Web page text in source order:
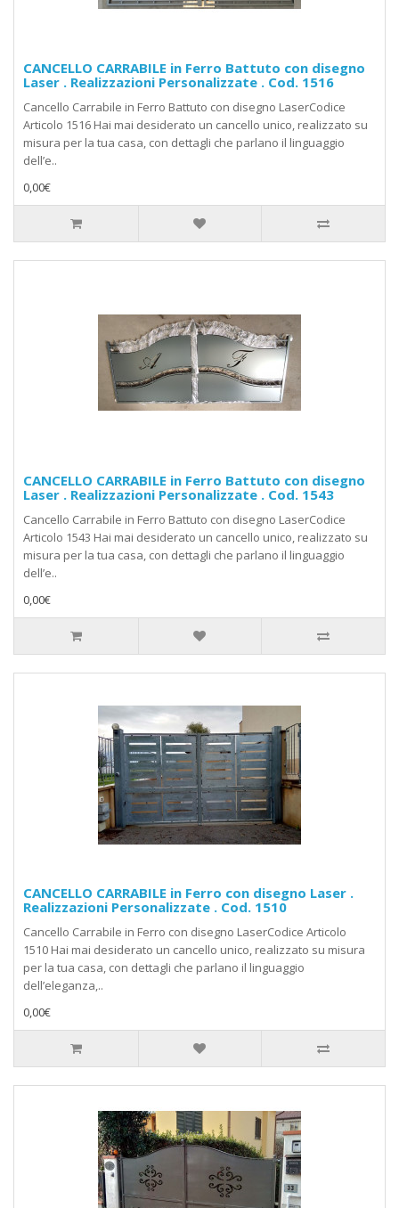
CANCELLO CARRABILE in Ferro Battuto con disegno
Laser . Realizzazioni Personalizzate . Cod. 1516
Cancello Carrabile in Ferro Battuto con disegno LaserCodice
Articolo 1516 Hai mai desiderato un cancello unico, realizzato su
misura per la tua casa, con dettagli che parlano il linguaggio
dell’e..
0,00€
CANCELLO CARRABILE in Ferro Battuto con disegno
Laser . Realizzazioni Personalizzate . Cod. 1543
Cancello Carrabile in Ferro Battuto con disegno LaserCodice
Articolo 1543 Hai mai desiderato un cancello unico, realizzato su
misura per la tua casa, con dettagli che parlano il linguaggio
dell’e..
0,00€
CANCELLO CARRABILE in Ferro con disegno Laser .
Realizzazioni Personalizzate . Cod. 1510
Cancello Carrabile in Ferro con disegno LaserCodice Articolo
1510 Hai mai desiderato un cancello unico, realizzato su misura
per la tua casa, con dettagli che parlano il linguaggio
dell’eleganza,..
0,00€